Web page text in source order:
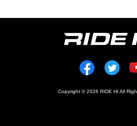
Copyright © 2026 RIDE HI All